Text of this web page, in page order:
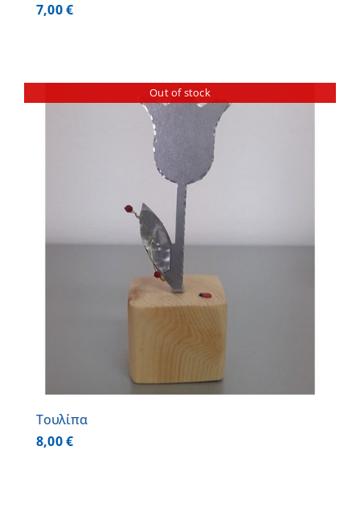
7,00€
Out of stock
Τουλίπα
8,00€